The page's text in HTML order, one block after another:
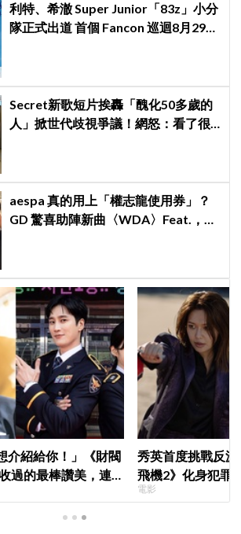
利特、希澈 Super Junior「83z」小分
隊正式出道 首個 Fancon 巡迴8月29日
Secret新歌短片挨轟「醜化50多歲的
人」掀世代歧視爭議！網怒：看了很
aespa 真的用上「權志龍使用券」？
GD 驚喜助陣新曲〈WDA〉Feat.，夢
介紹給你！」《財閥
過的最棒讚美，連
格～
秀英首度挑戰反
飛機2》化身犯罪
電影